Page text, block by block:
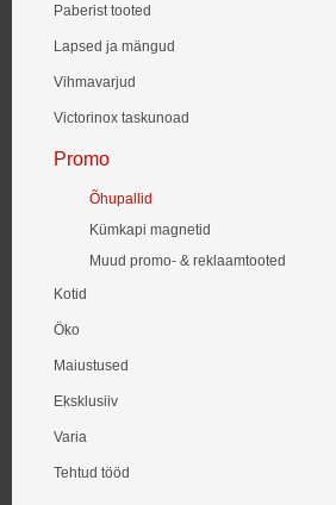
Paberist tooted
Lapsed ja mängud
Vihmavarjud
Victorinox taskunoad
Promo
Õhupallid
Kümkapi magnetid
Muud promo- & reklaamtooted
Kotid
Öko
Maiustused
Eksklusiiv
Varia
Tehtud tööd